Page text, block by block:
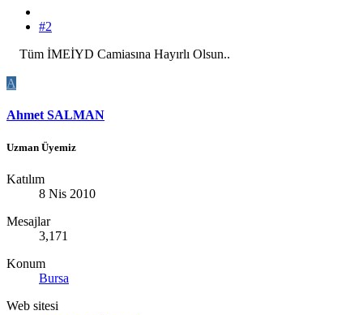
#2
Tüm İMEİYD Camiasına Hayırlı Olsun..
A
Ahmet SALMAN
Uzman Üyemiz
Katılım
8 Nis 2010
Mesajlar
3,171
Konum
Bursa
Web sitesi